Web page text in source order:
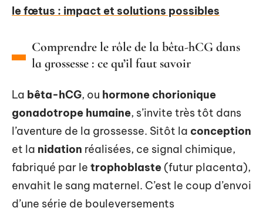
le fœtus : impact et solutions possibles
Comprendre le rôle de la bêta-hCG dans
la grossesse : ce qu’il faut savoir
La bêta-hCG, ou hormone chorionique
gonadotrope humaine, s’invite très tôt dans
l’aventure de la grossesse. Sitôt la conception
et la nidation réalisées, ce signal chimique,
fabriqué par le trophoblaste (futur placenta),
envahit le sang maternel. C’est le coup d’envoi
d’une série de bouleversements